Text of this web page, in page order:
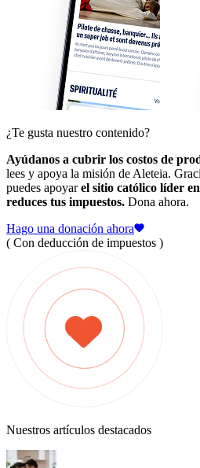
¿Te gusta nuestro contenido?
Ayúdanos a cubrir los costos de
lees y apoya la misión de Aleteia.
puedes apoyarel sitio católico líder
reduces tus impuestos. Dona ahora.
Hago una donación ahora
( Con deducción de impuestos )
Nuestros artículos destacados